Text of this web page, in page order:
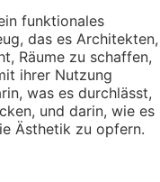
funktionales
das es Architekten,
Räume zu schaffen,
ihrer Nutzung
was es durchlässt,
und darin, wie es
Ästhetik zu opfern.